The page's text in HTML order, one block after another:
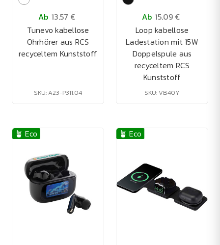
Ab 13.57 €
Tunevo kabellose
Ohrhörer aus RCS
recyceltem Kunststoff
SKU: A23-P311.04
Ab 15.09 €
Loop kabellose
Ladestation mit 15W
Doppelspule aus
recyceltem RCS
Kunststoff
SKU: VB40Y
🪴 Eco 🪴 Eco